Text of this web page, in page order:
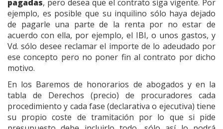
pagadas, pero desea que el contrato siga vigente. Por
ejemplo, es posible que su inquilino sólo haya dejado
de pagarle una parte de la renta por no estar de
acuerdo con ella, por ejemplo, el IBI, o unos gastos, y
Vd. sólo desee reclamar el importe de lo adeudado por
ese concepto pero no poner fin al contrato por dicho
motivo.
En los Baremos de honorarios de abogados y en la
tabla de Derechos (precio) de procuradores cada
procedimiento y cada fase (declarativa o ejecutiva) tiene
su propio coste de tramitación por lo que si pide